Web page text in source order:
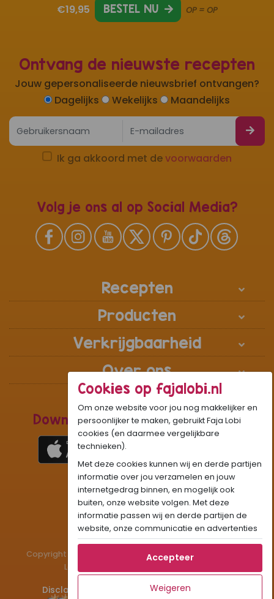
Ontvang de nieuwste recepten
Jouw gepersonaliseerde nieuwsbrief ontvangen?
Dagelijks
Wekelijks Maandelijks
Ik ga akkoord met devoorwaarden
Volg je ons al op Social Media?
Recepten
Producten
Verkrijgbaarheid
Over ons
Download de Recepten Webapp
WhatsApp Community:
Onze gifjes al eens geprobeerd?: GIF
Beleef Sandhia’s Recepten in:
€19,95 BESTEL NU OP = OP
Copyright © 1983 - 2026 Stichting Administratiekantoor
Laigsingh Holding. All rights reserved.
Disclaimer Privacy & Cookies
Cookies op fajalobi.nl
Om onze website voor jou nog makkelijker en
persoonlijker te maken, gebruikt Faja Lobi
cookies (en daarmee vergelijkbare
technieken).
Met deze cookies kunnen wij en derde partijen
informatie over jou verzamelen en jouw
internetgedrag binnen, en mogelijk ook
buiten, onze website volgen. Met deze
informatie passen wij en derde partijen de
website, onze communicatie en advertenties
aan op jouw interesses en profiel. Daarnaast
kan je door deze cookies informatie delen via
Als je op "Accepteer" klikt, dan geef je Faja
Accepteer
Weigeren